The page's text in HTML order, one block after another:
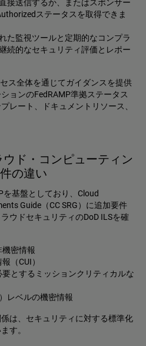
接送信するか、またはスポンサー
ステータスを取得できま
た監視ツールと定期的なコンプラ
続的なセキュリティ評価とレポー
ス全体を通じてガイダンスを提供
ョンのFedRAMP準拠ステータス
レート、ドキュメントリソース、
ウド・コンピューティン
の違い
を基盤としており、Cloud
Guide（CC SRG）に追加要件
ウドセキュリティのDoD ILSを確
密情報
（CUI）
とするミッションクリティカルな
レベルの機密情報
は、セキュリティに対する標準化
す。